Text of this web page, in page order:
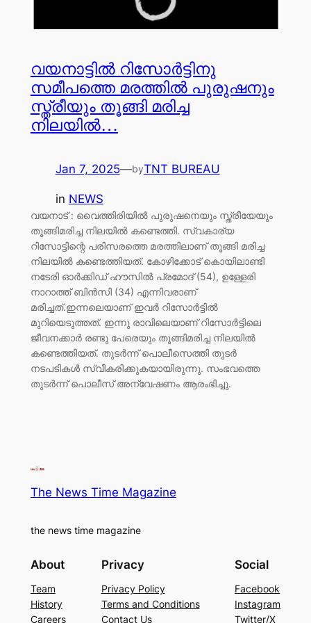
വയനാട്ടിൽ റിസോർട്ടിനു
സമീപത്തെ മരത്തിൽ പുരുഷനും
സ്ത്രീയും തൂങ്ങി മരിച്ച
നിലയിൽ…
Jan 7, 2025—byTNT BUREAU
in NEWS
വയനാട് : വൈത്തിരിയിൽ പുരുഷനെയും സ്ത്രീയേയും
തൂങ്ങിമരിച്ച നിലയിൽ കണ്ടെത്തി. സ്വകാര്യ
റിസോട്ടിന്റെ പരിസരത്തെ മരത്തിലാണ് തൂങ്ങി മരിച്ച
നിലയിൽ കണ്ടെത്തിയത്. കോഴിക്കോട് കൊയിലാണ്ടി
നടേരി ഓർക്കിഡ് ഹൗസിൽ പ്രമോദ് (54), ഉള്ളേരി
നാറാത്ത് ബിൻസി (34) എന്നിവരാണ്
മരിച്ചത്.ഇന്നലെയാണ് ഇവർ റിസോർട്ടിൽ
മുറിയെടുത്തത്. ഇന്നു രാവിലെയാണ് റിസോർട്ടിലെ
ജീവനക്കാർ രണ്ടു പേരെയും തൂങ്ങിമരിച്ച നിലയിൽ
കണ്ടെത്തിയത്. തുടർന്ന് പൊലീസെത്തി തുടർ
നടപടികൾ സ്വീകരിക്കുകയായിരുന്നു. സംഭവത്തെ
തുടർന്ന് പൊലീസ് അന്വേഷണം ആരംഭിച്ചു.
The News Time Magazine
the news time magazine
About
Team
History
Careers
Privacy
Privacy Policy
Terms and Conditions
Contact Us
Social
Facebook
Instagram
Twitter/X